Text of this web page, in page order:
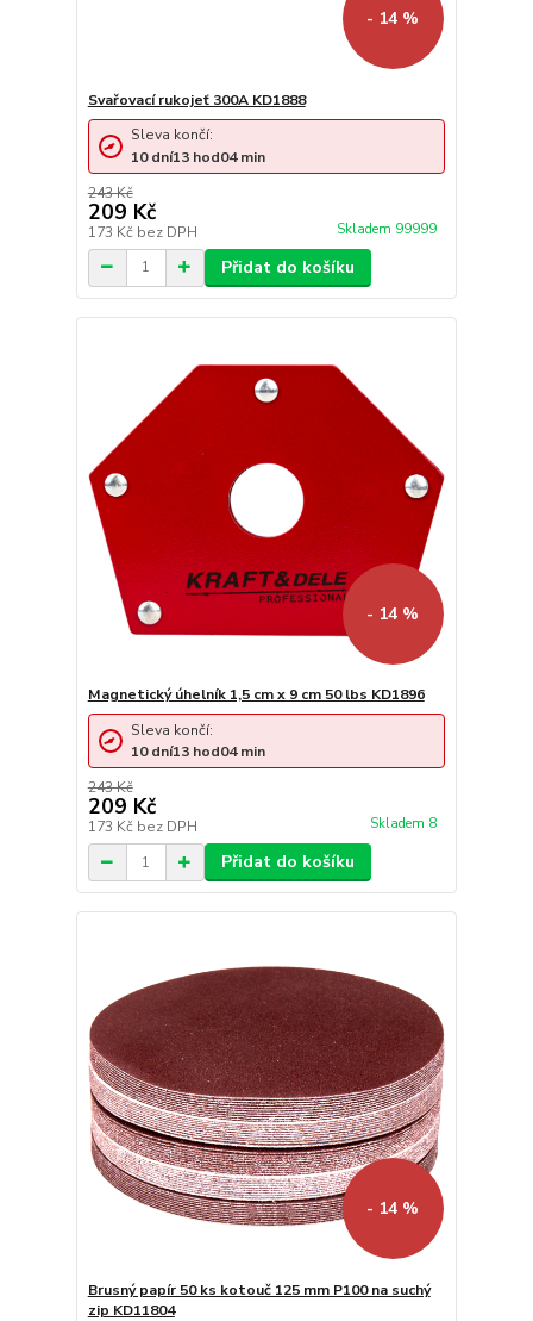
- 14 %
Svařovací rukojeť 300A KD1888
243 Kč
209 Kč
173 Kč bez DPH Skladem 99999
Sleva končí:
10 dní13 hod04min
Přidat do košíku
- 14 %
Magnetický úhelník 1,5 cm x 9 cm 50 lbs KD1896
243 Kč
209 Kč
173 Kč bez DPH Skladem 8
Sleva končí:
10 dní13 hod04min
Přidat do košíku
- 14 %
Brusný papír 50 ks kotouč 125 mm P100 na suchý
zip KD11804